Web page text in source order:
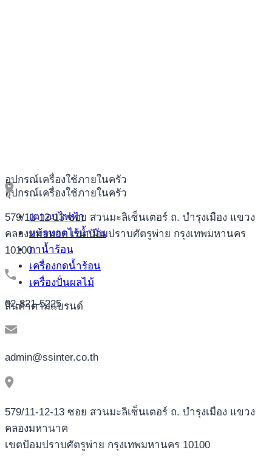
อุปกรณ์เครื่องใช้ภายในครัว
อุปกรณ์เครื่องใช้ภายในครัว
เตาอบไฟฟ้า
หม้อทอดไร้น้ำมัน
กาน้ำร้อน
เครื่องกดน้ำร้อน
เครื่องปั่นผลไม้
สินค้าตามแบรนด์
579/11-12-13 ซอย สวนมะลิเซ็นเตอร์ ถ. บำรุงเมือง แขวง
คลองมหานาค เขตป้อมปราบศัตรูพ่าย กรุงเทพมหานคร
10100
02-821-5225
admin@ssinter.co.th
579/11-12-13 ซอย สวนมะลิเซ็นเตอร์ ถ. บำรุงเมือง แขวง
คลองมหานาค
เขตป้อมปราบศัตรูพ่าย กรุงเทพมหานคร 10100